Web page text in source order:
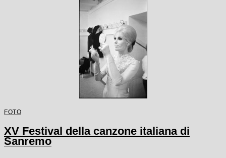
FOTO
XV Festival della canzone italiana di
Sanremo